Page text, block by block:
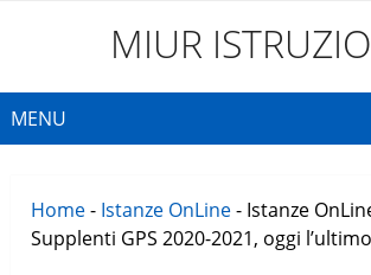
MIUR
MENU
Home- Istanze OnLine- Istanze
Supplenti GPS 2020-2021, oggi